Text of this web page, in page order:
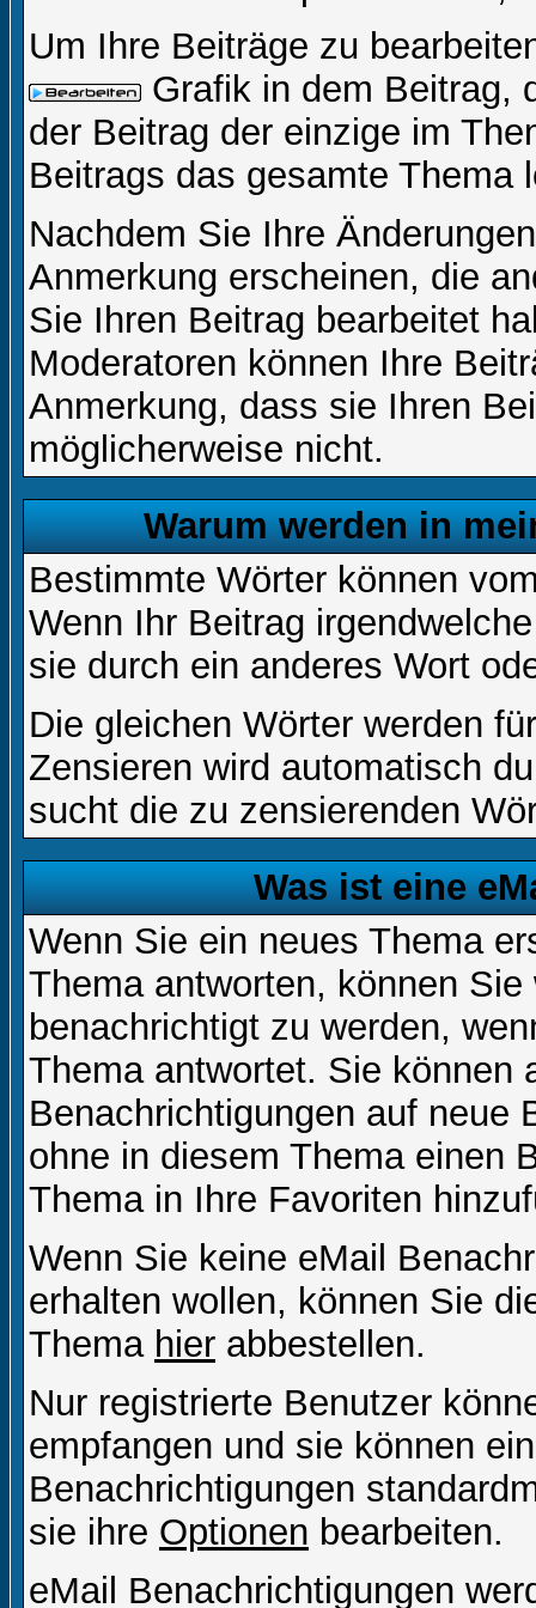
Um Ihre Beiträge zu
Grafik in dem Beitrag,
der Beitrag der einzige im
Beitrags das gesamte Thema
Nachdem Sie Ihre
Anmerkung erscheinen, die
Sie Ihren Beitrag bearbeitet
Moderatoren können Ihre
Anmerkung, dass sie Ihren
möglicherweise nicht.
Warum werden in
Bestimmte Wörter können
Wenn Ihr Beitrag
sie durch ein anderes Wort
Die gleichen Wörter werden
Zensieren wird automatisch
sucht die zu zensierenden
Was ist eine
Wenn Sie ein neues Thema
Thema antworten, können
benachrichtigt zu werden,
Thema antwortet. Sie können
Benachrichtigungen auf neue
ohne in diesem Thema einen
Thema in Ihre Favoriten
Wenn Sie keine eMail
erhalten wollen, können Sie
Thema hier abbestellen.
Nur registrierte Benutzer
empfangen und sie können
Benachrichtigungen
sie ihre Optionen bearbeiten.
eMail Benachrichtigungen